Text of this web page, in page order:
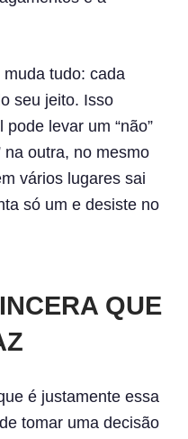
tudo: cada
seu jeito. Isso
levar um “não”
na outra, no mesmo
vários lugares sai
só um e desiste no
QUE
é justamente essa
tomar uma decisão